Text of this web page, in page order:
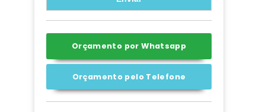
Orçamento por Whatsapp
Orçamento pelo Telefone